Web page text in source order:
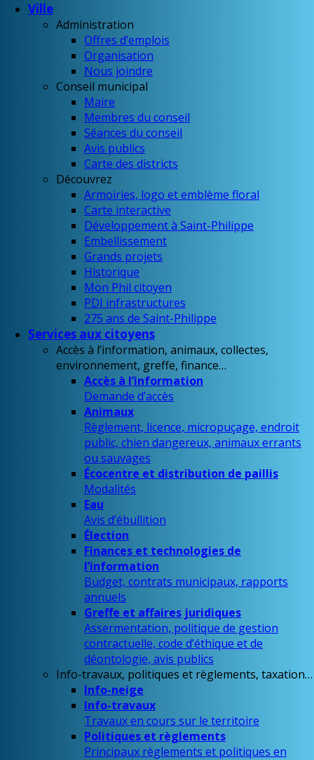
Ville
Administration
Offres d’emplois
Organisation
Nous joindre
Conseil municipal
Maire
Membres du conseil
Séances du conseil
Avis publics
Carte des districts
Découvrez
Armoiries, logo et emblème floral
Carte interactive
Développement à Saint-Philippe
Embellissement
Grands projets
Historique
Mon Phil citoyen
PDI infrastructures
275 ans de Saint-Philippe
Services aux citoyens
Accès à l’information, animaux, collectes,
environnement, greffe, finance…
Accès à l’information
Demande d’accès
Animaux
Règlement, licence, micropuçage, endroit
public, chien dangereux, animaux errants
ou sauvages
Écocentre et distribution de paillis
Modalités
Eau
Avis d’ébullition
Élection
Finances et technologies de
l’information
Budget, contrats municipaux, rapports
annuels
Greffe et affaires juridiques
Assermentation, politique de gestion
contractuelle, code d’éthique et de
déontologie, avis publics
Info-travaux, politiques et règlements, taxation…
Info-neige
Info-travaux
Travaux en cours sur le territoire
Politiques et règlements
Principaux règlements et politiques en